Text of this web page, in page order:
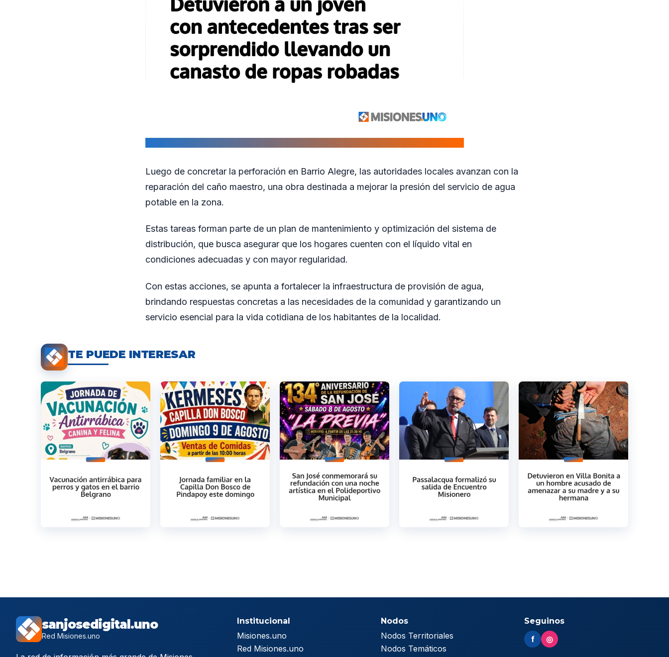
Luego de concretar la perforación en Barrio Alegre, las autoridades locales avanzan con la
reparación del caño maestro, una obra destinada a mejorar la presión del servicio de agua
potable en la zona.
Estas tareas forman parte de un plan de mantenimiento y optimización del sistema de
distribución, que busca asegurar que los hogares cuenten con el líquido vital en
condiciones adecuadas y con mayor regularidad.
Con estas acciones, se apunta a fortalecer la infraestructura de provisión de agua,
brindando respuestas concretas a las necesidades de la comunidad y garantizando un
servicio esencial para la vida cotidiana de los habitantes de la localidad.
TE PUEDE INTERESAR
sanjosedigital.uno
Red Misiones.uno
Institucional
Misiones.uno
Red Misiones.uno
Nodos
Nodos Territoriales
Nodos Temáticos
Seguinos
f ◎